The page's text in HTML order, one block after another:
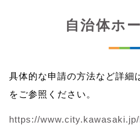
自治体ホ
具体的な申請の方法など詳細
をご参照ください。
https://